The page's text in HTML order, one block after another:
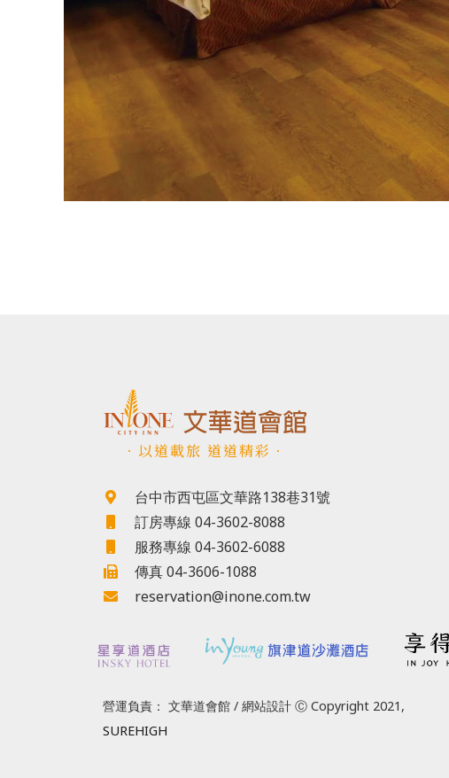
．以道載旅 道道精彩．
台中市西屯區文華路138巷31號
訂房專線 04-3602-8088
服務專線 04-3602-6088
傳真 04-3606-1088
reservation@inone.com.tw
營運負責： 文華道會館 / 網站設計 Ⓒ Copyright 2021,
SUREHIGH